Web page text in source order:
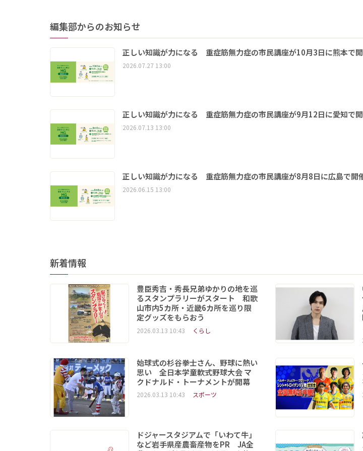
編集部からのお知らせ
正しい知識が力になる 重症筋無力症の市民講座が10月3日に熊本で
2026.07.27 13:00
正しい知識が力になる 重症筋無力症の市民講座が9月12日に愛知で
2026.07.13 13:00
正しい知識が力になる 重症筋無力症の市民講座が8月8日に広島で開
2026.06.15 13:00
新着情報
豊臣秀吉・秀長兄弟ゆかりの地を巡
るスタンプラリーがスタート 和歌
山市内5カ所・近畿6カ所を巡り限
定グッズをもらおう
2026.03.13 10:43 くらし
始球式の杉谷拳士さん、野球に熱い
思い 全日本学童軟式野球大会 マ
クドナルド・トーナメントが開幕
2026.03.13 10:43 スポーツ
ドジャースタジアムで「いわて牛」
など岩手県産農畜産物をPR JA全